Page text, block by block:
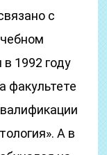
с
1992 году
факультете
А в